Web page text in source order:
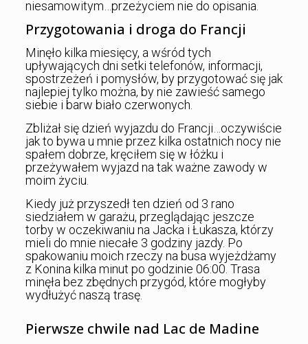
niesamowitym…przeżyciem nie do opisania.
Przygotowania i droga do Francji
Minęło kilka miesięcy, a wśród tych
upływających dni setki telefonów, informacji,
spostrzeżeń i pomysłów, by przygotować się jak
najlepiej tylko można, by nie zawieść samego
siebie i barw biało czerwonych.
Zbliżał się dzień wyjazdu do Francji…oczywiście
jak to bywa u mnie przez kilka ostatnich nocy nie
spałem dobrze, kręciłem się w łóżku i
przeżywałem wyjazd na tak ważne zawody w
moim życiu.
Kiedy już przyszedł ten dzień od 3 rano
siedziałem w garażu, przeglądając jeszcze
torby w oczekiwaniu na Jacka i Łukasza, którzy
mieli do mnie niecałe 3 godziny jazdy. Po
spakowaniu moich rzeczy na busa wyjeżdżamy
z Konina kilka minut po godzinie 06:00. Trasa
minęła bez zbędnych przygód, które mogłyby
wydłużyć naszą trasę.
Pierwsze chwile nad Lac de Madine